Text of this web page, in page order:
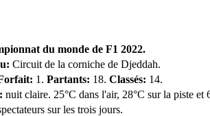
du monde de F1 2022.
Circuit de la corniche de Djeddah.
1. Partants: 18. Classés: 14.
nuit claire. 25°C dans l'air, 28°C sur la piste et
sur les trois jours.